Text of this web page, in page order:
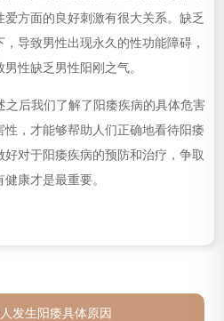
方面的良好刺激有很大关系。 缺乏
导致男性出现永久的性功能障碍，
性缺乏男性阳刚之气。
之后我们了解了阳痿疾病的具体危害
，才能够帮助人们正确地看待阳痿
对于阳痿疾病的预防和治疗，争取
康才是最重要。
发生阳痿具体原因